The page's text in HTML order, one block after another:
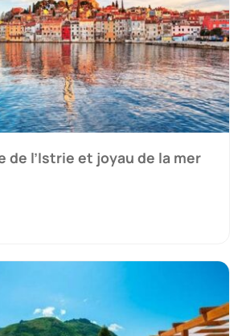
de l’Istrie et joyau de la mer